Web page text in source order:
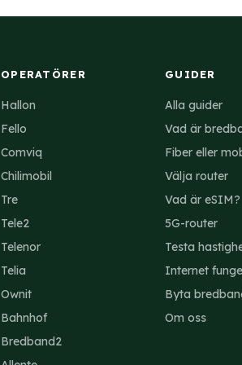
OPERATÖRER
Hallon
Fello
Comviq
Chilimobil
Tre
Tele2
Telenor
Telia
Ownit
Bahnhof
Bredband2
GUIDER
Alla guider
Vad är
Fiber eller
Välja router
Vad är eSIM?
5G-router
Testa
Internet
Byta
Om oss